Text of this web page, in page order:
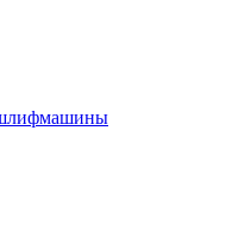
шлифмашины